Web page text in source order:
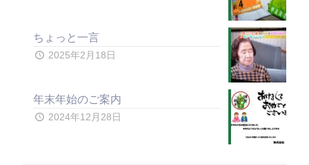
ちょっと一言
2025年2月18日
年末年始のご案内
2024年12月28日